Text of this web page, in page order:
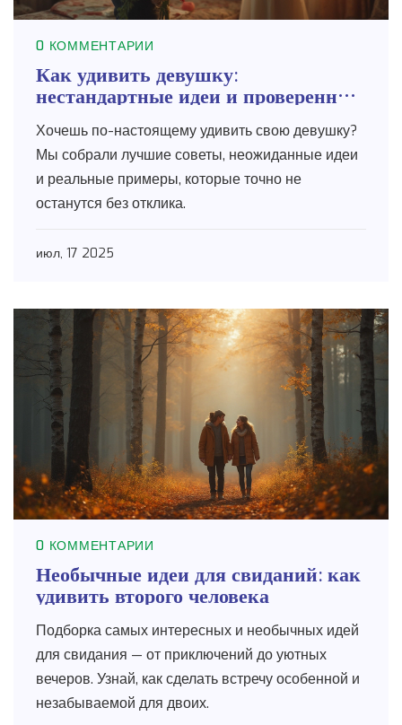
0 КОММЕНТАРИИ
Как удивить девушку:
нестандартные идеи и проверенные
Хочешь по-настоящему удивить свою девушку?
Мы собрали лучшие советы, неожиданные идеи
и реальные примеры, которые точно не
останутся без отклика.
июл, 17 2025
0 КОММЕНТАРИИ
Необычные идеи для свиданий: как
удивить второго человека
Подборка самых интересных и необычных идей
для свидания — от приключений до уютных
вечеров. Узнай, как сделать встречу особенной и
незабываемой для двоих.